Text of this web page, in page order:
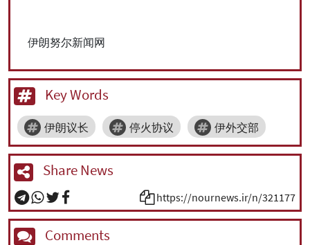
伊朗努尔新闻网
Key Words
伊朗议长 停火协议 伊外交部
Share News
https://nournews.ir/n/321177
Comments